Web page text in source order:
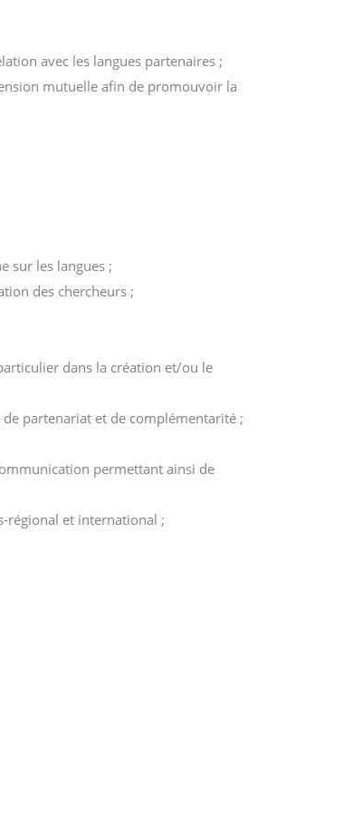
avec les langues partenaires ;
mutuelle afin de promouvoir la
sur les langues ;
des chercheurs ;
dans la création et/ou le
partenariat et de complémentarité ;
permettant ainsi de
régional et international ;